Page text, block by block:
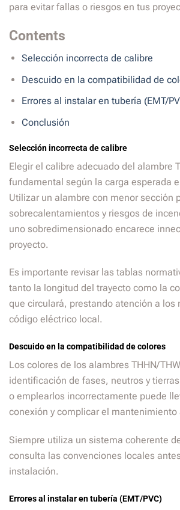
para evitar fallas o riesgos en tus
Contents
Selección incorrecta de calibre
Descuido en la compatibilidad de
Errores al instalar en tubería (EMT/
Conclusión
Selección incorrecta de calibre
Elegir el calibre adecuado del alambre
fundamental según la carga esperada
Utilizar un alambre con menor sección
sobrecalentamientos y riesgos de
uno sobredimensionado encarece
proyecto.
Es importante revisar las tablas
tanto la longitud del trayecto como la
que circulará, prestando atención a los
código eléctrico local.
Descuido en la compatibilidad de colores
Los colores de los alambres THHN/
identificación de fases, neutros y
o emplearlos incorrectamente puede
conexión y complicar el mantenimiento
Siempre utiliza un sistema coherente
consulta las convenciones locales
instalación.
Errores al instalar en tubería (EMT/PVC)